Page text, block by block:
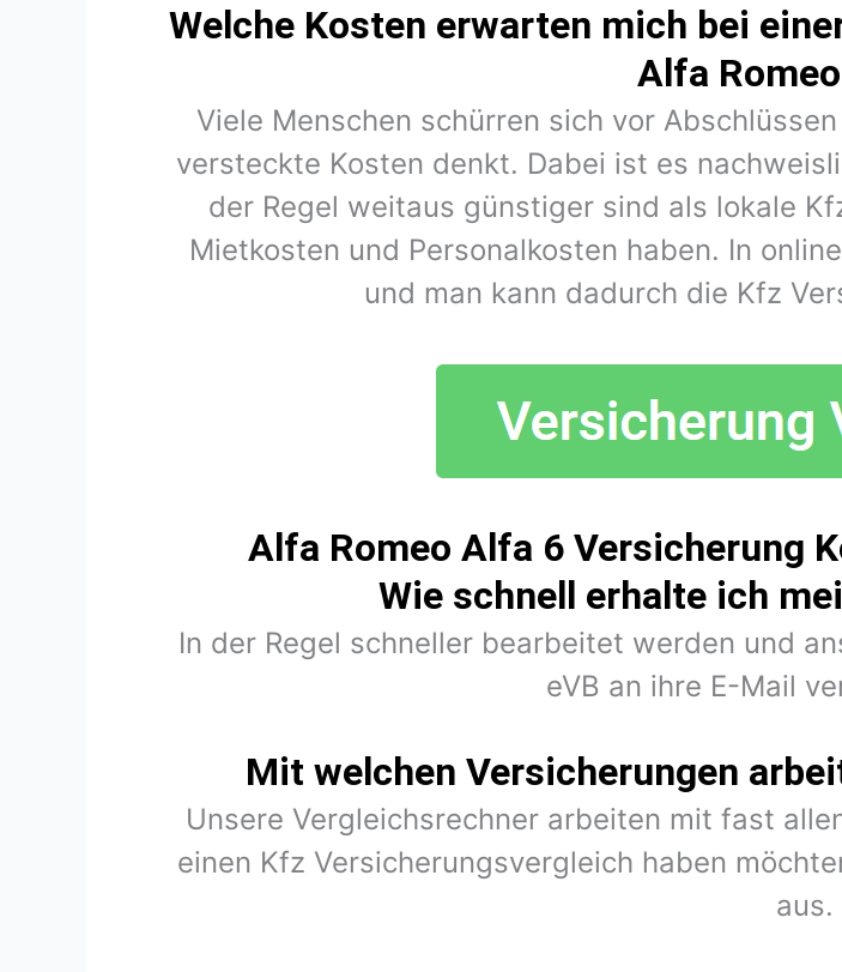
Welche Kosten erwarten mich bei
Alfa
Viele Menschen schürren sich vor
versteckte Kosten denkt. Dabei ist es
der Regel weitaus günstiger sind als lokale
Mietkosten und Personalkosten haben. In
und man kann dadurch die Kfz
Alfa Romeo Alfa 6 Versicherung
Wie schnell erhalte ich
In der Regel schneller bearbeitet werden und
eVB an ihre E-Mail
Mit welchen Versicherungen
Unsere Vergleichsrechner arbeiten mit fast
einen Kfz Versicherungsvergleich haben
aus.